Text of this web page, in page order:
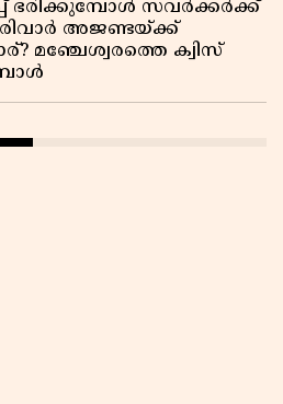
ഭരിക്കുമ്പോൾ സവർക്കർക്ക്
അജണ്ടയ്ക്ക്
മഞ്ചേശ്വരത്തെ ക്വിസ്